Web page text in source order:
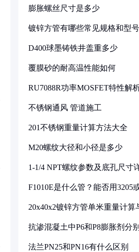
膨胀螺丝尺寸是多少
镀锌方管有哪些常见规格和型号
D400球墨铸铁井盖重多少
覆膜砂的耐高温性能如何
RU7088R功率MOSFET特性解
不锈钢通风 管道施工
201不锈钢重量计算方法大全
M20螺纹大径和小径是多少
1-1/4 NPT螺纹参数及底孔尺寸
F1010E是什么管？能否用3205
20x40x2镀锌方管单米重量计算
抗渗混凝土中P6和P8膨胀剂分
法兰PN25和PN16有什么区别